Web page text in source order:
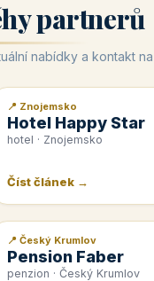
partnerů
nabídky a kontakt na
📰 PR článek
📍 Znojemsko
Hotel Happy Star
hotel · Znojemsko
Číst článek →
📰 PR článek
📍 Český Krumlov
Pension Faber
penzion · Český Krumlov